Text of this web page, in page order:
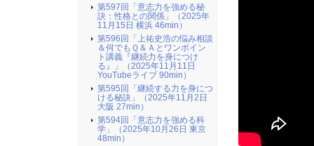
第597回「意志力を強める秘
訣：性格との関係」（2025年
11月15日 横浜 46min）
第596回「上祐史浩の悩み相談
＆何でもＱ＆Ａとワンポイン
ト講義『継続力を身につけ
る』​」（2025年11月11日
YouTubeライブ 90min）
第595回「継続する力を身につ
ける秘訣」（2025年11月2日
大阪 27min）
第594回「意志力を強める科
学」（2025年10月26日 東京
48min）